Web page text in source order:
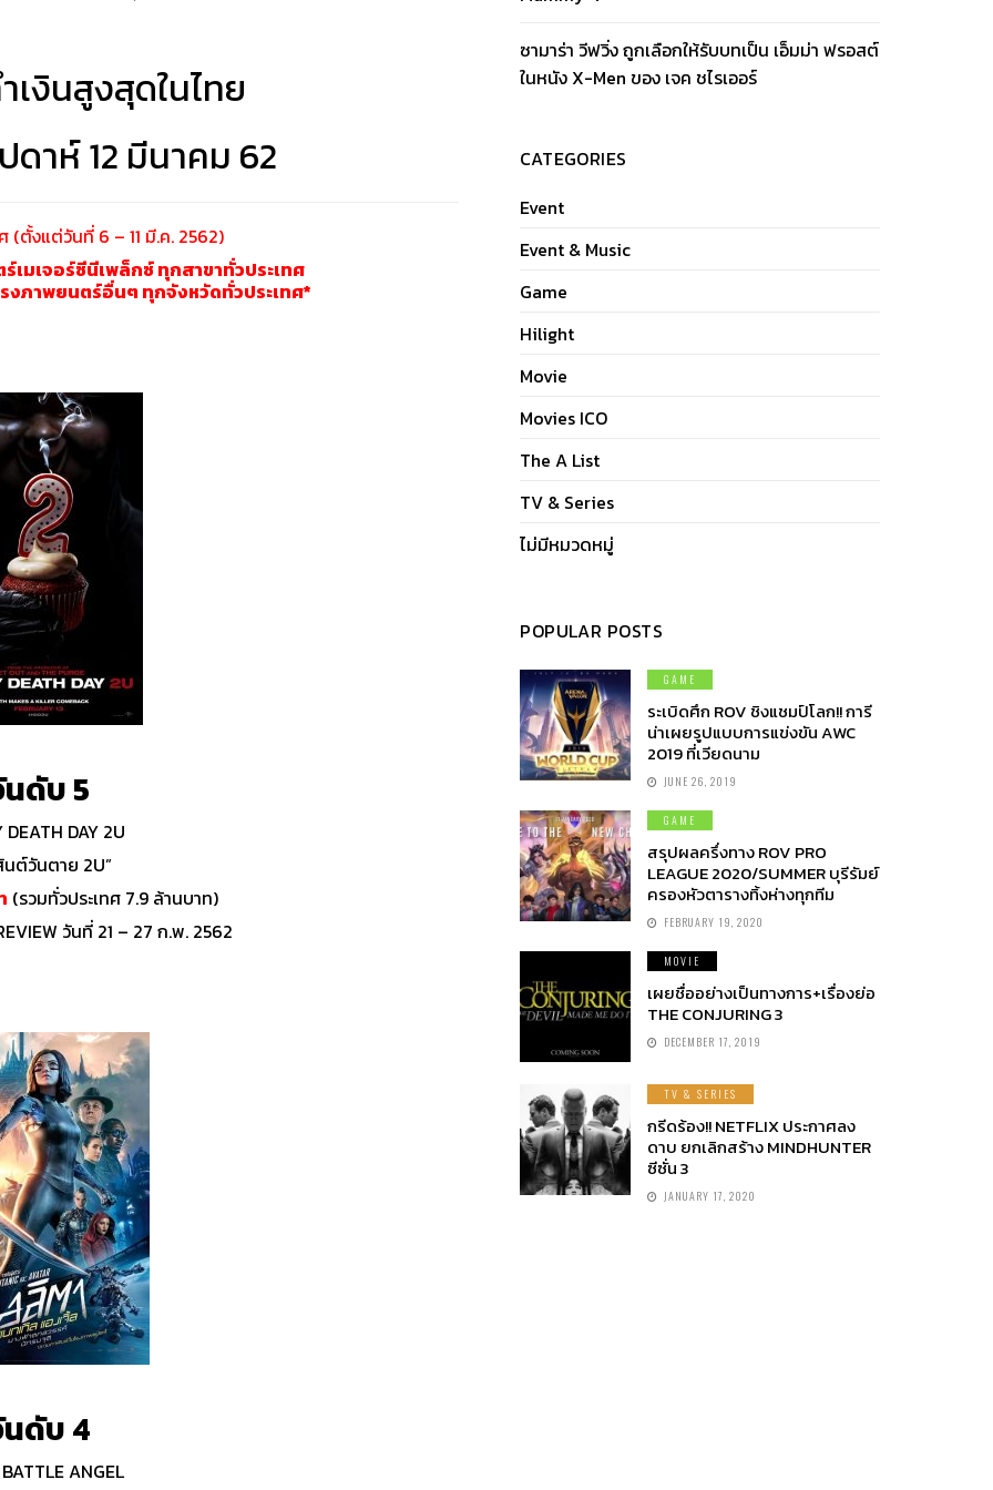
งินสูงสุดในไทย
ดาห์ 12 มีนาคม 62
(ตั้งแต่วันที่ 6 – 11 มี.ค. 2562)
เมเจอร์ซีนีเพล็กซ์ ทุกสาขาทั่วประเทศ
งภาพยนตร์อื่นๆ ทุกจังหวัดทั่วประเทศ*
ดับ 5
DEATH DAY 2U
ต์วันตาย 2U”
(รวมทั่วประเทศ 7.9 ล้านบาท)
วันที่ 21 – 27 ก.พ. 2562
ดับ 4
ANGEL
ซามาร่า วีฟวิ่ง ถูกเลือกให้รับบทเป็น เอ็มม่า ฟรอสต์
ในหนัง X-Men ของ เจค ชไรเออร์
CATEGORIES
Event
Event & Music
Game
Hilight
Movie
Movies ICO
The A List
TV & Series
ไม่มีหมวดหมู่
POPULAR POSTS
GAME
ระเบิดศึก ROV ชิงแชมป์โลก!! การี
น่าเผยรูปแบบการแข่งขัน AWC
2019 ที่เวียดนาม
JUNE 26, 2019
GAME
สรุปผลครึ่งทาง ROV PRO
LEAGUE 2020/SUMMER บุรีรัมย์
ครองหัวตารางทิ้งห่างทุกทีม
FEBRUARY 19, 2020
MOVIE
เผยชื่ออย่างเป็นทางการ+เรื่องย่อ
THE CONJURING 3
DECEMBER 17, 2019
TV & SERIES
กรีดร้อง!! NETFLIX ประกาศลง
ดาบ ยกเลิกสร้าง MINDHUNTER
ซีซั่น 3
JANUARY 17, 2020